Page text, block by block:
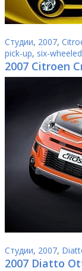
Студии, 2007,
pick-up, six-wheeled
2007 Citroen
Студии, 2007,
2007 Diatto